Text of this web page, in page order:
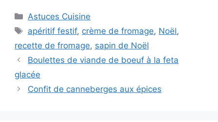
Categories
Astuces Cuisine
Tags
apéritif festif, crème de fromage, Noël,
recette de fromage, sapin de Noël
Boulettes de viande de boeuf à la feta
glacée
Confit de canneberges aux épices